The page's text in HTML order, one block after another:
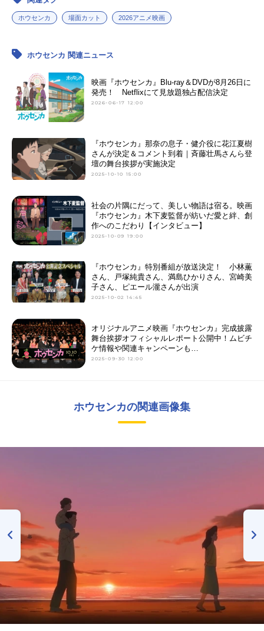
ホウセンカ 場面カット 2026アニメ映画
ホウセンカ 関連ニュース
映画『ホウセンカ』Blu-ray＆DVDが8月26日に
発売！ Netflixにて見放題独占配信決定
2026-06-17 12:00
『ホウセンカ』那奈の息⼦・健介役に花江夏樹
さんが決定＆コメント到着｜⻫藤壮⾺さんら登
壇の舞台挨拶が実施決定
2025-10-10 15:00
社会の片隅にだって、美しい物語は宿る。映画
『ホウセンカ』木下麦監督が紡いだ愛と絆、創
作へのこだわり【インタビュー】
2025-10-09 19:00
『ホウセンカ』特別番組が放送決定！ 小林薫
さん、戸塚純貴さん、満島ひかりさん、宮崎美
子さん、ピエール瀧さんが出演
2025-10-02 14:45
オリジナルアニメ映画『ホウセンカ』完成披露
舞台挨拶オフィシャルレポート公開中！ムビチ
ケ情報や関連キャンペーンも…
2025-09-30 12:00
ホウセンカの関連画像集